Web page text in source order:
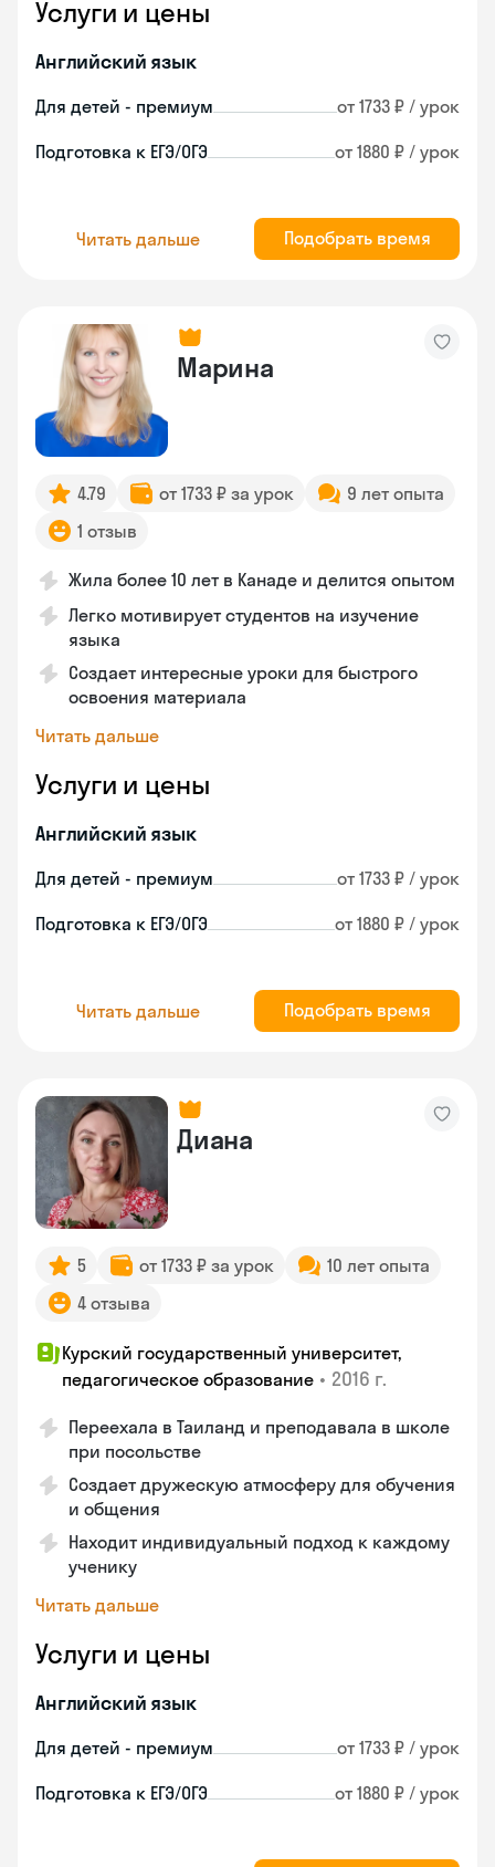
Услуги и цены
Английский язык
Для детей - премиум от 1733 ₽ / урок
Подготовка к ЕГЭ/ОГЭ от 1880 ₽ / урок
Читать дальше Подобрать время
Марина
4.79 от 1733 ₽ за урок
9 лет опыта
1 отзыв
Жила более 10 лет в Канаде и делится опытом
Легко мотивирует студентов на изучение
языка
Создает интересные уроки для быстрого
освоения материала
Читать дальше
Услуги и цены
Английский язык
Для детей - премиум от 1733 ₽ / урок
Подготовка к ЕГЭ/ОГЭ от 1880 ₽ / урок
Читать дальше Подобрать время
Диана
5 от 1733 ₽ за урок
10 лет опыта
4 отзыва
Курский государственный университет,
педагогическое образование • 2016 г.
Переехала в Таиланд и преподавала в школе
при посольстве
Создает дружескую атмосферу для обучения
и общения
Находит индивидуальный подход к каждому
ученику
Читать дальше
Услуги и цены
Английский язык
Для детей - премиум от 1733 ₽ / урок
Подготовка к ЕГЭ/ОГЭ от 1880 ₽ / урок